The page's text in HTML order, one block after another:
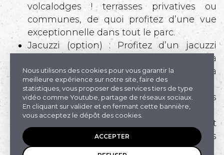
volcalodges ! terrasses privatives ou
communes, de quoi profitez d’une vue
exceptionnelle dans tout le parc.
Jacuzzi (option) : Profitez d’un jacuzzi
Softub sur votre terrasse privative pour la
durée de votre séjour (pas de location à la
journée).
Bagages : Une golfette transportera vos
bagages si nécessaire
Commerces : Supermarchés et
commerces locaux à quelques minutes
(Pontgibaud)
Nous utilisons des cookies pour vous garantir la
meilleure expérience sur notre site, faire des
statistiques, vous proposer des services tiers de type
vidéo comme Youtube, partage de réseaux sociaux.
En cliquant sur valider et en fermant cette bannière,
vous acceptez le dépôt des cookies.
ACCEPTER